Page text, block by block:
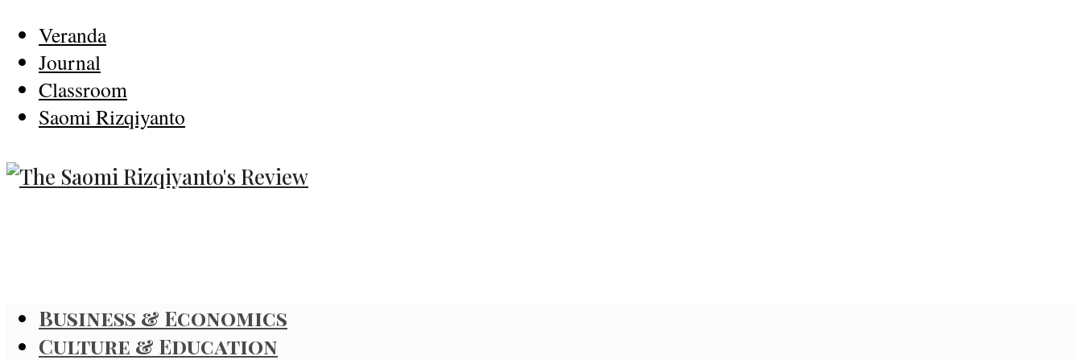
Veranda
Journal
Classroom
Saomi Rizqiyanto
Business & Economics
Culture & Education